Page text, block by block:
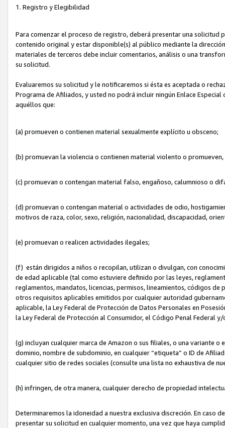
1. Registro y Elegibilidad
Para comenzar el proceso de registro, deberá presentar una solicitud
contenido original y estar disponible(s) al público mediante la
materiales de terceros debe incluir comentarios, análisis o una
su solicitud.
Evaluaremos su solicitud y le notificaremos si ésta es aceptada o
Programa de Afiliados, y usted no podrá incluir ningún Enlace
aquéllos que:
(a) promueven o contienen material sexualmente explícito u obsceno;
(b) promuevan la violencia o contienen material violento o
(c) promuevan o contengan material falso, engañoso, calumnioso o
(d) promuevan o contengan material o actividades de odio,
motivos de raza, color, sexo, religión, nacionalidad, discapacidad,
(e) promuevan o realicen actividades ilegales;
(f) están dirigidos a niños o recopilan, utilizan o divulgan, con
de edad aplicable (tal como estuviere definido por las leyes,
reglamentos, mandatos, licencias, permisos, lineamientos, códigos
otros requisitos aplicables emitidos por cualquier autoridad
aplicable, la Ley Federal de Protección de Datos Personales en
la Ley Federal de Protección al Consumidor, el Código Penal Federal
(g) incluyan cualquier marca de Amazon o sus filiales, o una variante
dominio, nombre de subdominio, en cualquier “etiqueta” o ID de
cualquier sitio de redes sociales (consulte una lista no exhaustiva de
(h) infringen, de otra manera, cualquier derecho de propiedad
Determinaremos la idoneidad a nuestra exclusiva discreción. En caso
presentar su solicitud en cualquier momento, una vez que haya